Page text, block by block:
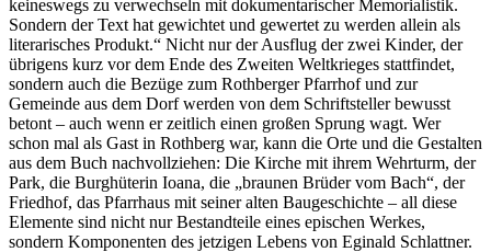
keineswegs zu verwechseln mit dokumentarischer Memorialistik.
Sondern der Text hat gewichtet und gewertet zu werden allein als
literarisches Produkt.“ Nicht nur der Ausflug der zwei Kinder, der
übrigens kurz vor dem Ende des Zweiten Weltkrieges stattfindet,
sondern auch die Bezüge zum Rothberger Pfarrhof und zur
Gemeinde aus dem Dorf werden von dem Schriftsteller bewusst
betont – auch wenn er zeitlich einen großen Sprung wagt. Wer
schon mal als Gast in Rothberg war, kann die Orte und die Gestalten
aus dem Buch nachvollziehen: Die Kirche mit ihrem Wehrturm, der
Park, die Burghüterin Ioana, die „braunen Brüder vom Bach“, der
Friedhof, das Pfarrhaus mit seiner alten Baugeschichte – all diese
Elemente sind nicht nur Bestandteile eines epischen Werkes,
sondern Komponenten des jetzigen Lebens von Eginald Schlattner.